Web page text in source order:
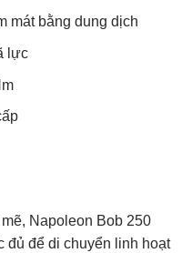
mát bằng dung dịch
lực
Napoleon Bob 250
đủ để di chuyển linh hoạt